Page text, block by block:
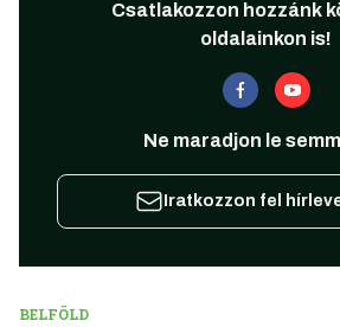
Csatlakozzon hozzánk
oldalainkon is!
Ne maradjon le
Iratkozzon fel
BELFÖLD